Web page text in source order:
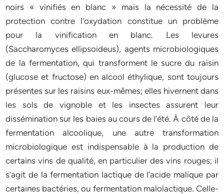
noirs « vinifiés en blanc » mais la nécessité de la
protection contre l’oxydation constitue un problème
pour la vinification en blanc. Les levures
(Saccharomyces ellipsoideus), agents microbiologiques
de la fermentation, qui transforment le sucre du raisin
(glucose et fructose) en alcool éthylique, sont toujours
présentes sur les raisins eux-mêmes; elles hivernent dans
les sols de vignoble et les insectes assurent leur
dissémination sur les baies au cours de l’été. À côté de la
fermentation alcoolique, une autre transformation
microbiologique est indispensable à la production de
certains vins de qualité, en particulier des vins rouges; il
s’agit de la fermentation lactique de l’acide malique par
certaines bactéries, ou fermentation malolactique. Celle-